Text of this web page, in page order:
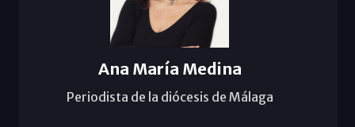
Ana María Medina
Periodista de la diócesis de Málaga